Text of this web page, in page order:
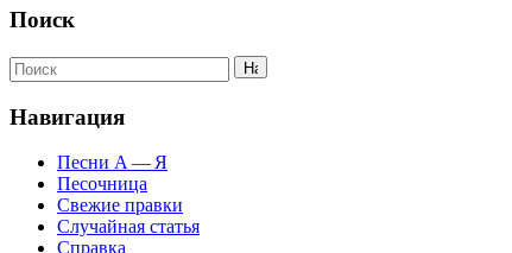
Поиск
Навигация
Песни А — Я
Песочница
Свежие правки
Случайная статья
Справка